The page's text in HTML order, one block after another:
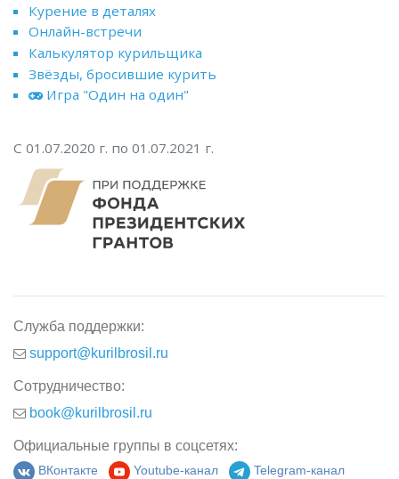
Курение в деталях
Онлайн-встречи
Калькулятор курильщика
Звёзды, бросившие курить
Игра "Один на один"
С 01.07.2020 г. по 01.07.2021 г.
Служба поддержки:
support@kurilbrosil.ru
Сотрудничество:
book@kurilbrosil.ru
Официальные группы в соцсетях:
ВКонтакте Youtube-канал Telegram-канал